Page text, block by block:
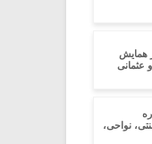
همایش
عثمانی
نواحی،